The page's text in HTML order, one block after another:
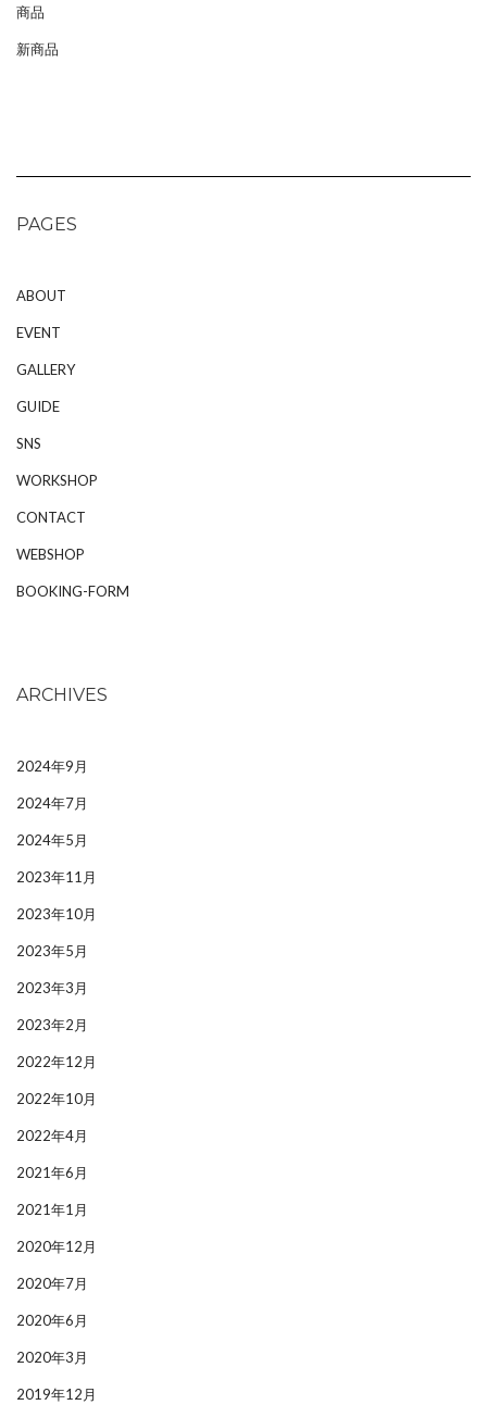
商品
新商品
PAGES
ABOUT
EVENT
GALLERY
GUIDE
SNS
WORKSHOP
CONTACT
WEBSHOP
BOOKING-FORM
ARCHIVES
2024年9月
2024年7月
2024年5月
2023年11月
2023年10月
2023年5月
2023年3月
2023年2月
2022年12月
2022年10月
2022年4月
2021年6月
2021年1月
2020年12月
2020年7月
2020年6月
2020年3月
2019年12月